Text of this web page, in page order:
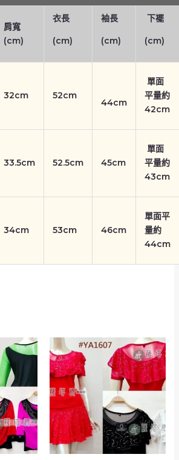
肩寬
(cm)
衣長
(cm)
袖長
(cm)
下襬
(cm)
32cm 52cm
44cm
單面
平量約
42cm
33.5cm 52.5cm 45cm
單面
平量約
43cm
34cm 53cm 46cm
單面平
量約
44cm